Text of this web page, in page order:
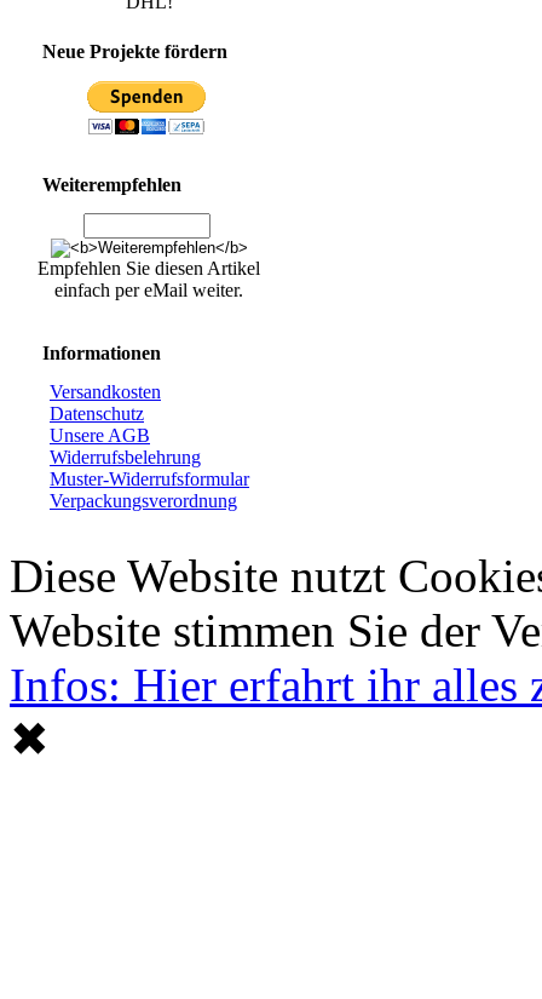
Neue Projekte fördern
Weiterempfehlen
Empfehlen Sie diesen Artikel
einfach per eMail weiter.
Informationen
Versandkosten
Datenschutz
Unsere AGB
Widerrufsbelehrung
Muster-Widerrufsformular
Verpackungsverordnung
Diese Website nutzt
Website stimmen Sie der
Infos: Hier erfahrt ihr alles
✖